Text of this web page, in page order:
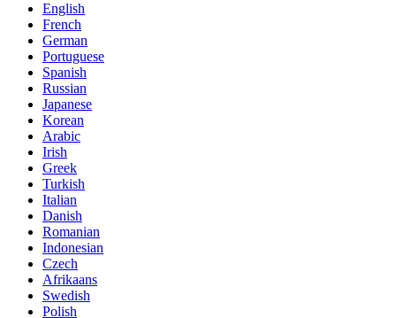
English
French
German
Portuguese
Spanish
Russian
Japanese
Korean
Arabic
Irish
Greek
Turkish
Italian
Danish
Romanian
Indonesian
Czech
Afrikaans
Swedish
Polish